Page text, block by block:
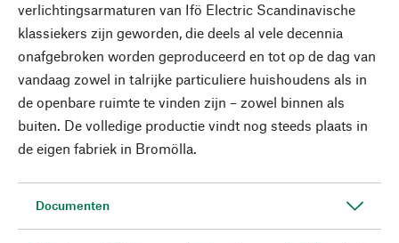
verlichtingsarmaturen van Ifö Electric Scandinavische
klassiekers zijn geworden, die deels al vele decennia
onafgebroken worden geproduceerd en tot op de dag van
vandaag zowel in talrijke particuliere huishoudens als in
de openbare ruimte te vinden zijn – zowel binnen als
buiten. De volledige productie vindt nog steeds plaats in
de eigen fabriek in Bromölla.
Documenten